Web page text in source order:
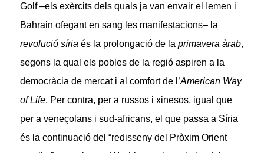
Golf –els exèrcits dels quals ja van envair el Iemen i
Bahrain ofegant en sang les manifestacions– la
revolució síria és la prolongació de la primavera àrab,
segons la qual els pobles de la regió aspiren a la
democràcia de mercat i al comfort de l’American Way
of Life. Per contra, per a russos i xinesos, igual que
per a veneçolans i sud-africans, el que passa a Síria
és la continuació del “redisseny del Pròxim Orient